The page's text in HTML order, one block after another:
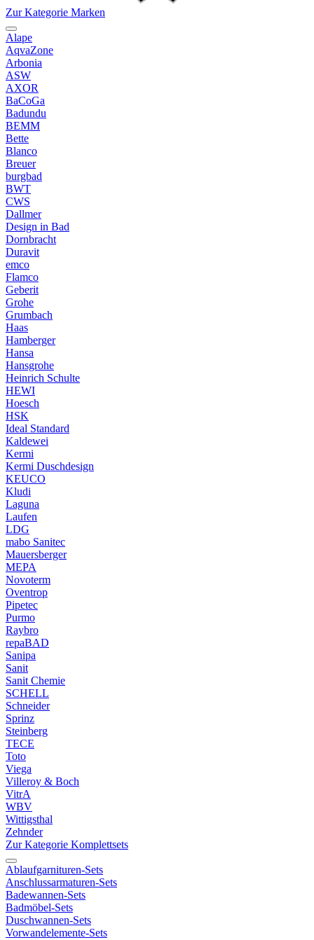
Zur Kategorie Marken
Alape
AqvaZone
Arbonia
ASW
AXOR
BaCoGa
Badundu
BEMM
Bette
Blanco
Breuer
burgbad
BWT
CWS
Dallmer
Design in Bad
Dornbracht
Duravit
emco
Flamco
Geberit
Grohe
Grumbach
Haas
Hamberger
Hansa
Hansgrohe
Heinrich Schulte
HEWI
Hoesch
HSK
Ideal Standard
Kaldewei
Kermi
Kermi Duschdesign
KEUCO
Kludi
Laguna
Laufen
LDG
mabo Sanitec
Mauersberger
MEPA
Novoterm
Oventrop
Pipetec
Purmo
Raybro
repaBAD
Sanipa
Sanit
Sanit Chemie
SCHELL
Schneider
Sprinz
Steinberg
TECE
Toto
Viega
Villeroy & Boch
VitrA
WBV
Wittigsthal
Zehnder
Zur Kategorie Komplettsets
Ablaufgarnituren-Sets
Anschlussarmaturen-Sets
Badewannen-Sets
Badmöbel-Sets
Duschwannen-Sets
Vorwandelemente-Sets